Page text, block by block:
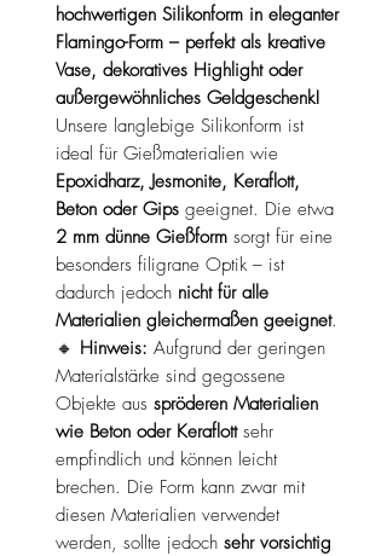
hochwertigen Silikonform in eleganter
Flamingo-Form – perfekt als kreative
Vase, dekoratives Highlight oder
außergewöhnliches Geldgeschenk!
Unsere langlebige Silikonform ist
ideal für Gießmaterialien wie
Epoxidharz, Jesmonite, Keraflott,
Beton oder Gips geeignet. Die etwa
2 mm dünne Gießform sorgt für eine
besonders filigrane Optik – ist
dadurch jedoch nicht für alle
Materialien gleichermaßen geeignet.
🔸 Hinweis: Aufgrund der geringen
Materialstärke sind gegossene
Objekte aus spröderen Materialien
wie Beton oder Keraflottsehr
empfindlich und können leicht
brechen. Die Form kann zwar mit
diesen Materialien verwendet
werden, sollte jedoch sehr vorsichtig